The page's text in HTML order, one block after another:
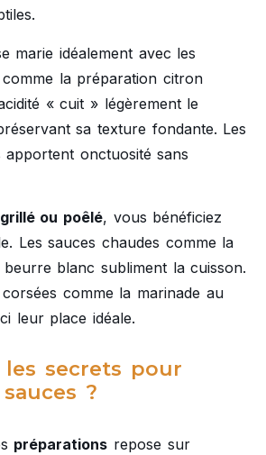
marie idéalement avec les
comme la préparation citron
« cuit » légèrement le
sa texture fondante. Les
apportent onctuosité sans
ou poêlé, vous bénéficiez
Les sauces chaudes comme la
blanc subliment la cuisson.
comme la marinade au
leur place idéale.
secrets pour
?
préparations repose sur